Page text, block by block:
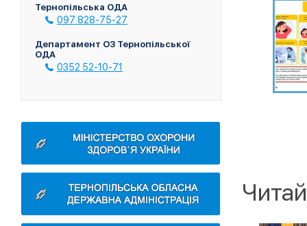
Тернопільська ОДА
097 828-75-27
Департамент ОЗ Тернопільської
ОДА
0352 52-10-71